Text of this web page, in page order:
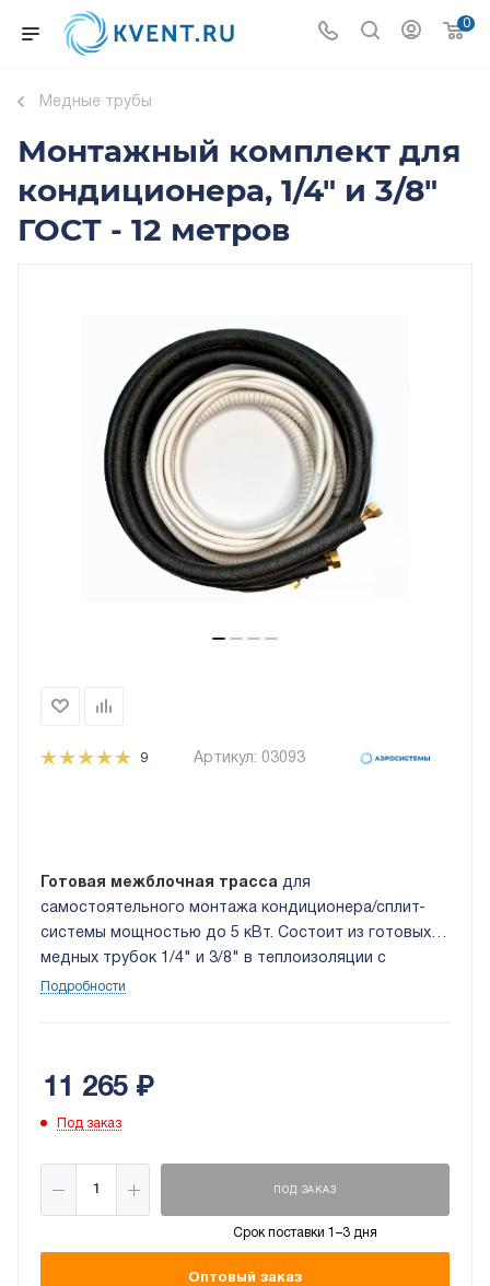
0
Медные трубы
Монтажный комплект для
кондиционера, 1/4" и 3/8"
ГОСТ - 12 метров
9 Артикул: 03093
Готовая межблочная трасса для
самостоятельного монтажа кондиционера/сплит-
системы мощностью до 5 кВт. Состоит из готовых
медных трубок 1/4" и 3/8" в теплоизоляции с
развальцованными концами, дренажного шланга
Подробности
11 265 ₽
Под заказ
ПОД ЗАКАЗ
Срок поставки 1–3 дня
Оптовый заказ